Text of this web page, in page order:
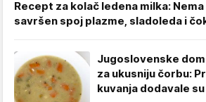
Recept za kolač ledena milka:
savršen spoj plazme, sladoleda i
Jugoslovenske
za ukusniju čorbu:
kuvanja dodavale